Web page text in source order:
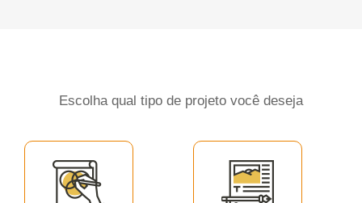
Escolha qual tipo de projeto você deseja